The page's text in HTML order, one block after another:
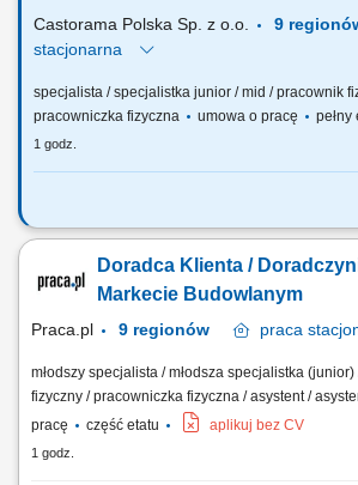
Castorama Polska Sp. z o.o.
stacjonarna
specjalista / specjalistka junior / mid / pracownik
pracowniczka fizyczna
umowa o pracę pełny
1 godz.
Twój zakres obowiązków aktywne doradztwo i
pozytywnych relacji z klientami oraz wsparcie ich
najlepszych produktów i rozwiązań; zapewnienie
Doradca Klienta /
Markecie Budowlanym
Praca.pl praca
młodszy specjalista / młodsza specjalistka
fizyczny / pracowniczka fizyczna / asystent /
pracę
część etatu aplikuj bez CV
1 godz.